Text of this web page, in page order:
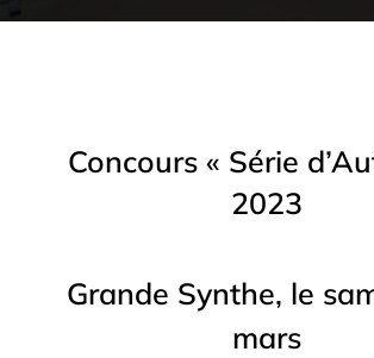
Concours « Série
2023
Grande Synthe, le
mars